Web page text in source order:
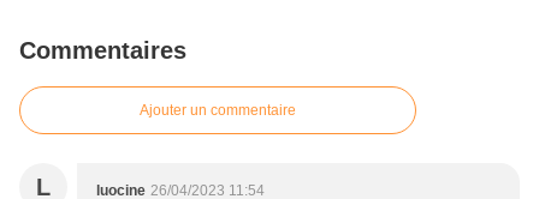
Commentaires
Ajouter un commentaire
L luocine 26/04/2023 11:54